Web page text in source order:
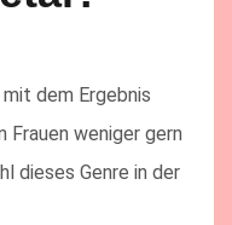
dem Ergebnis
Frauen weniger gern
dieses Genre in der